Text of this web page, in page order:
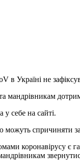
Україні не
мандрівникам
у себе на сайті.
спричиняти
коронавірусу є